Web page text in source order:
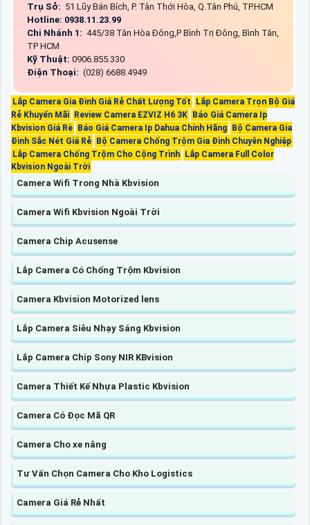
Trụ Sở: 51 Lũy Bán Bích, P. Tân Thới Hòa, Q.Tân Phú, TP.HCM
Hotline: 0938.11.23.99
Chi Nhánh 1: 445/38 Tân Hòa Đông,P Bình Trị Đông, Bình Tân,
TP HCM
Kỹ Thuật: 0906.855.330
Điện Thoại: (028) 6688.4949
Lắp Camera Gia Đình Giá Rẻ Chất Lượng Tốt
Lắp Camera Trọn Bộ Giá
Rẻ Khuyến Mãi Review Camera EZVIZ H6 3K Báo Giá Camera Ip
Kbvision Giá Rè Báo Giá Camera Ip Dahua Chính Hãng Bộ Camera Gia
Đình Sắc Nét Giá Rẻ Bộ Camera Chống Trộm Gia Đình Chuyên Nghiệp
Lắp Camera Chống Trộm Cho Cộng Trình Lắp Camera Full Color
Kbvision Ngoài Trời
Camera Wifi Trong Nhà Kbvision
Camera Wifi Kbvision Ngoài Trời
Camera Chip Acusense
Lắp Camera Có Chống Trộm Kbvision
Camera Kbvision Motorized lens
Lắp Camera Siêu Nhạy Sáng Kbvision
Lắp Camera Chip Sony NIR KBvision
Camera Thiết Kế Nhựa Plastic Kbvision
Camera Có Đọc Mã QR
Camera Cho xe nâng
Tư Vấn Chọn Camera Cho Kho Logistics
Camera Giá Rẻ Nhất